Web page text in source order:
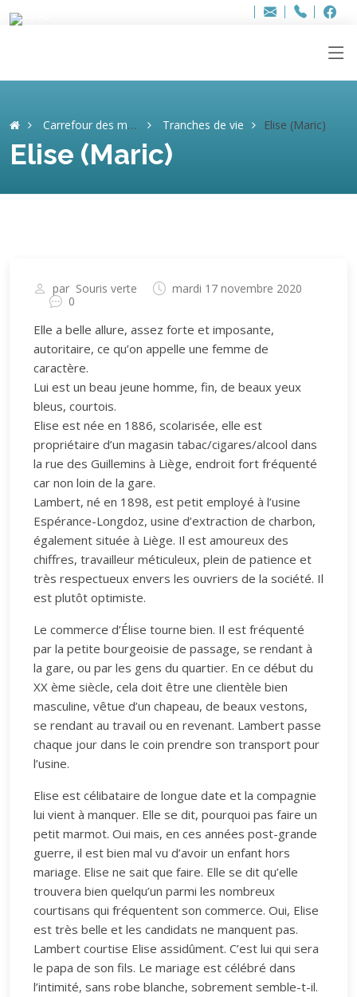
Adresse
info..hâthe..
Tel.
Tel.
Carrefour des mémoires Tranches de vie Elise (Maric)
Elise (Maric)
par Souris verte
mardi 17 novembre 2020
0
Elle a belle allure, assez forte et imposante,
autoritaire, ce qu’on appelle une femme de
caractère.
Lui est un beau jeune homme, fin, de beaux yeux
bleus, courtois.
Elise est née en 1886, scolarisée, elle est
propriétaire d’un magasin tabac/cigares/alcool dans
la rue des Guillemins à Liège, endroit fort fréquenté
car non loin de la gare.
Lambert, né en 1898, est petit employé à l’usine
Espérance-Longdoz, usine d’extraction de charbon,
également située à Liège. Il est amoureux des
chiffres, travailleur méticuleux, plein de patience et
très respectueux envers les ouvriers de la société. Il
est plutôt optimiste.
Le commerce d’Élise tourne bien. Il est fréquenté
par la petite bourgeoisie de passage, se rendant à
la gare, ou par les gens du quartier. En ce début du
XX ème siècle, cela doit être une clientèle bien
masculine, vêtue d’un chapeau, de beaux vestons,
se rendant au travail ou en revenant. Lambert passe
chaque jour dans le coin prendre son transport pour
l’usine.
Elise est célibataire de longue date et la compagnie
lui vient à manquer. Elle se dit, pourquoi pas faire un
petit marmot. Oui mais, en ces années post-grande
guerre, il est bien mal vu d’avoir un enfant hors
mariage. Elise ne sait que faire. Elle se dit qu’elle
trouvera bien quelqu’un parmi les nombreux
courtisans qui fréquentent son commerce. Oui, Elise
est très belle et les candidats ne manquent pas.
Lambert courtise Elise assidûment. C’est lui qui sera
le papa de son fils. Le mariage est célébré dans
l’intimité, sans robe blanche, sobrement semble-t-il.